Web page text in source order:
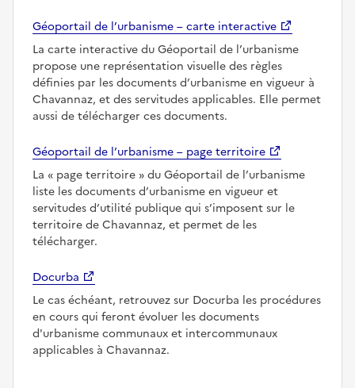
Géoportail de l’urbanisme – carte interactive
La carte interactive du Géoportail de l’urbanisme
propose une représentation visuelle des règles
définies par les documents d’urbanisme en vigueur à
Chavannaz, et des servitudes applicables. Elle permet
aussi de télécharger ces documents.
Géoportail de l’urbanisme – page territoire
La
page territoire
du Géoportail de l’urbanisme
liste les documents d’urbanisme en vigueur et
servitudes d’utilité publique qui s’imposent sur le
territoire de Chavannaz, et permet de les
télécharger.
Docurba
Le cas échéant, retrouvez sur Docurba les procédures
en cours qui feront évoluer les documents
d'urbanisme communaux et intercommunaux
applicables à Chavannaz.